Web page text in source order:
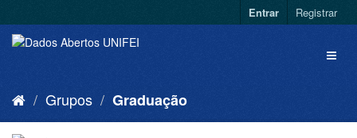
Entrar Registrar
Grupos Graduação